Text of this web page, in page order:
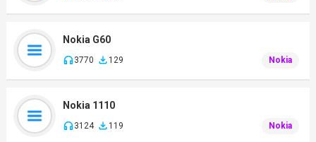
Nokia G60
3770 129 Nokia
Nokia 1110
3124 119 Nokia